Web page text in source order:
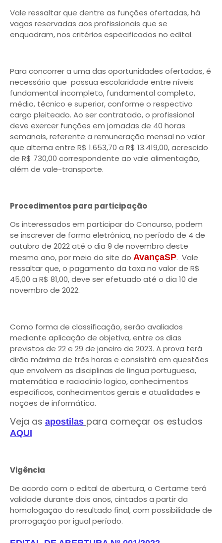
Vale ressaltar que dentre as funções ofertadas, há
vagas reservadas aos profissionais que se
enquadram, nos critérios especificados no edital.
Para concorrer a uma das oportunidades ofertadas, é
necessário que possua escolaridade entre níveis
fundamental incompleto, fundamental completo,
médio, técnico e superior, conforme o respectivo
cargo pleiteado. Ao ser contratado, o profissional
deve exercer funções em jornadas de 40 horas
semanais, referente a remuneração mensal no valor
que alterna entre R$ 1.653,70 a R$ 13.419,00, acrescido
de R$ 730,00 correspondente ao vale alimentação,
além de vale-transporte.
Procedimentos para participação
Os interessados em participar do Concurso, podem
se inscrever de forma eletrônica, no período de 4 de
outubro de 2022 até o dia 9 de novembro deste
mesmo ano, por meio do site do AvançaSP. Vale
ressaltar que, o pagamento da taxa no valor de R$
45,00 a R$ 81,00, deve ser efetuado até o dia 10 de
novembro de 2022.
Como forma de classificação, serão avaliados
mediante aplicação de objetiva, entre os dias
previstos de 22 e 29 de janeiro de 2023. A prova terá
dirão máxima de três horas e consistirá em questões
que envolvem as disciplinas de língua portuguesa,
matemática e raciocínio logico, conhecimentos
específicos, conhecimentos gerais e atualidades e
noções de informática.
Veja as apostilas para começar os estudos
AQUI
Vigência
De acordo com o edital de abertura, o Certame terá
validade durante dois anos, cintados a partir da
homologação do resultado final, com possibilidade de
prorrogação por igual período.